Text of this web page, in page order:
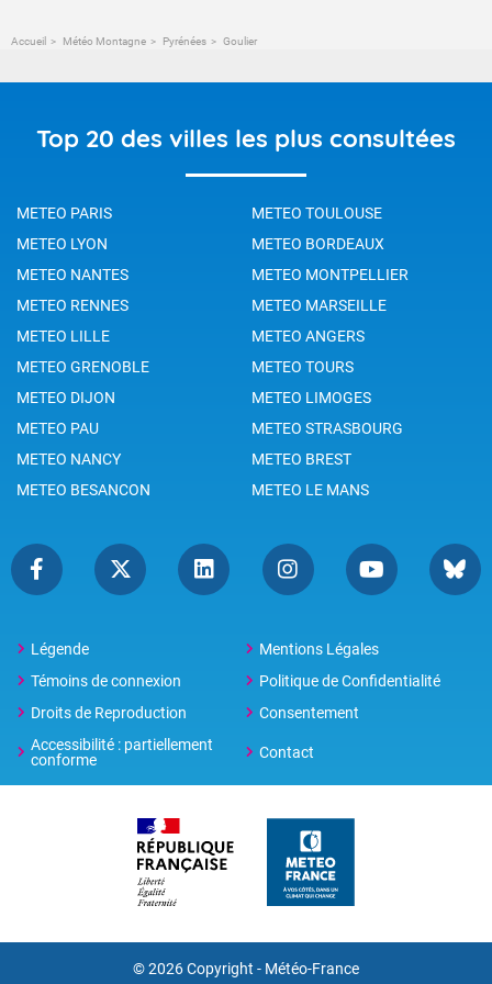
Accueil Météo Montagne Pyrénées Goulier
Top 20 des villes les plus consultées
METEO PARIS
METEO TOULOUSE
METEO LYON
METEO BORDEAUX
METEO NANTES
METEO MONTPELLIER
METEO RENNES
METEO MARSEILLE
METEO LILLE
METEO ANGERS
METEO GRENOBLE
METEO TOURS
METEO DIJON
METEO LIMOGES
METEO PAU
METEO STRASBOURG
METEO NANCY
METEO BREST
METEO BESANCON
METEO LE MANS
Légende
Mentions Légales
Témoins de connexion
Politique de Confidentialité
Droits de Reproduction
Consentement
Accessibilité : partiellement
conforme
Contact
© 2026 Copyright - Météo-France